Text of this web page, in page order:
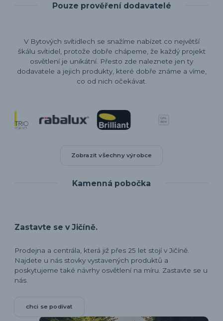
Pouze prověření dodavatelé
V Bytových svítidlech se snažíme nabízet co největší
škálu svítidel, protože dobře chápeme, že každý projekt
osvětlení je unikátní. Přesto zde naleznete jen ty
dodavatele a jejich produkty, které dobře známe a víme,
co od nich očekávat.
Zobrazit všechny výrobce
Kamenná pobočka
Zastavte se v Jičíně.
Prodejna a centrála, která již přes 25 let stojí v Jičíně.
Najdete u nás stovky vystavených produktů a
poskytujeme také návrhy osvětlení na míru. Zastavte se u
nás.
chci se podívat